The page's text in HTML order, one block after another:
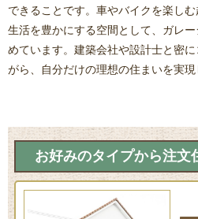
できることです。車やバイクを楽し
生活を豊かにする空間として、ガレ
めています。建築会社や設計士と密
がら、自分だけの理想の住まいを実現
お好みのタイプから注文